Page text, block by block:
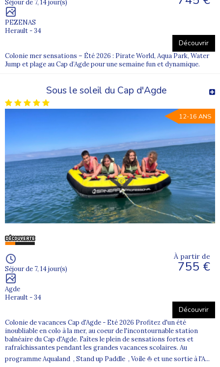
Séjour de 7, 14 jour(s)
PEZENAS
Herault - 34
Découvrir
Colonie mer sensations – Été 2026 : Pirate World, Aqua Park, Water
Jump et plage au Cap d’Agde pour une semaine fun et dynamique.
Sous le soleil du Cap d'Agde
12-16 ANS
Séjour de 7, 14 jour(s)
Agde
Herault - 34
À partir de
755 €
Découvrir
Colonie de vacances Cap d'Agde - Eté 2026 Profitez d'un été
inoubliable en colo à la mer, au coeur de l'incontournable station
balnéaire du Cap d'Agde. Faîtes le plein de sensations fortes et
rafraîchissantes pendant les grandes vacances scolaires. Au
programme Aqualand , Stand up Paddle , Voile ⛵ et une sortie à l'A...